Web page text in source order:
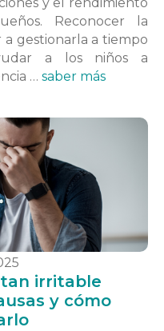
Reconocer la
gestionarla a tiempo
a los niños a
… saber más
irritable
y cómo